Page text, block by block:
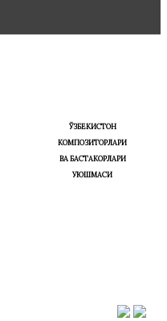
ЎЗБЕКИСТОН
КОМПОЗИТОРЛАРИ
ВА БАСТАКОРЛАРИ
УЮШМАСИ